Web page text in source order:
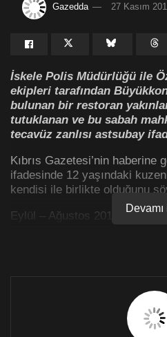
Gazedda 27 Kasım
İskele Polis Müdürlüğü ile
ekipleri tarafından
bulunan bir restoran
tutuklanan ve bu sabah
tecavüz zanlısı astsubay
Kıbrıs Gazetesi’nin haberine
ifadesinde 12 yaşındaki
kendisi ile birlikte olduğunu
Eylül – Ağustos 2019 ayları
mm’lik izli mermi, 20 adet
adet 9 mm’lik kurusıkı, 4
5 adet 7.62 x 51 ebatlarında
Devamı